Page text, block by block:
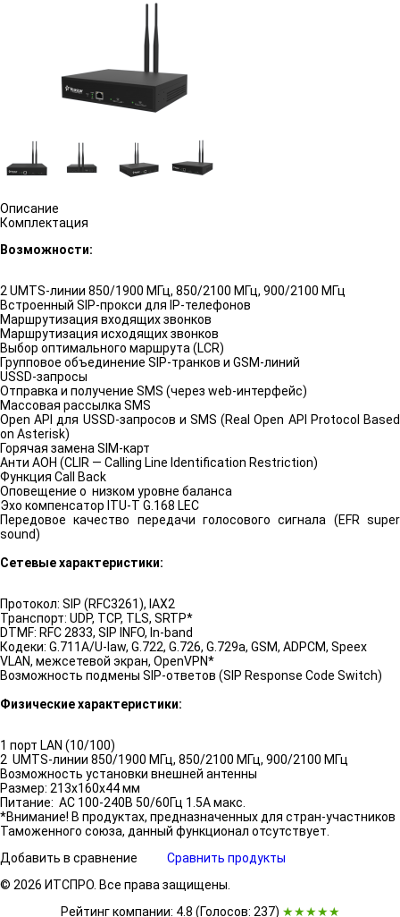
Описание
Комплектация
Возможности:
2 UMTS-линии 850/1900 МГц, 850/2100 МГц, 900/2100 МГц
Встроенный SIP-прокси для IP-телефонов
Маршрутизация входящих звонков
Маршрутизация исходящих звонков
Выбор оптимального маршрута (LCR)
Групповое объединение SIP-транков и GSM-линий
USSD-запросы
Отправка и получение SMS (через web-интерфейс)
Массовая рассылка SMS
Open API для USSD-запросов и SMS (Real Open API Protocol Based
on Asterisk)
Горячая замена SIM-карт
Анти АОН (CLIR — Calling Line Identification Restriction)
Функция Call Back
Оповещение о низком уровне баланса
Эхо компенсатор ITU-T G.168 LEC
Передовое качество передачи голосового сигнала (EFR super
sound)
Сетевые характеристики:
Протокол: SIP (RFC3261), IAX2
Транспорт: UDP, TCP, TLS, SRTP*
DTMF: RFC 2833, SIP INFO, In-band
Кодеки: G.711A/U-law, G.722, G.726, G.729a, GSM, ADPCM, Speex
VLAN, межсетевой экран, OpenVPN*
Возможность подмены SIP-ответов (SIP Response Code Switch)
Физические характеристики:
1 порт LAN (10/100)
2 UMTS-линии 850/1900 МГц, 850/2100 МГц, 900/2100 МГц
Возможность установки внешней антенны
Размер: 213x160x44 мм
Питание: AC 100-240В 50/60Гц 1.5A макс.
*Внимание! В продуктах, предназначенных для стран-участников
Таможенного союза, данный функционал отсутствует.
Добавить в сравнение
Сравнить продукты
© 2026 ИТСПРО. Все права защищены.
Рейтинг компании: 4.8 (Голосов: 237) ★★★★★